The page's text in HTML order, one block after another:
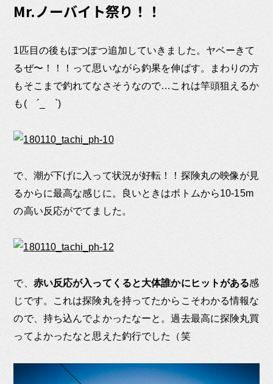
Mr.ノーバイト祭り！！
1匹目の後もぽつぽつ追加していきました。ヤベーきて
るぜ〜！！！って思いながら釣果を伸ばす。まわりの方
もそこまで釣れてなさそうなので…これは竿頭狙えるか
も( ´_ゝ`)
で、潮が下げに入って状況が好転！！探険丸の映像が見
るからに最高な感じに。良いときはボトムから10-15m
の高い反応がでてました。
で、 赤い反応が入ってくると大体誰かにヒットがある感
じです。これは探険丸を持ってたからこそわかる情報な
ので、持ち込んでよかったなーと。過去最高に探険丸買
ってよかったなと思えた釣行でした（笑